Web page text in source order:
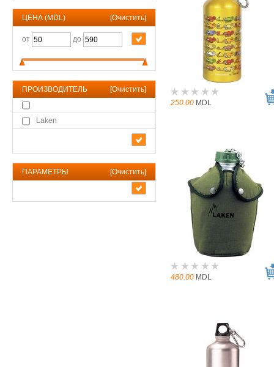
ЦЕНА (MDL) [Очистить]
от до
ПРОИЗВОДИТЕЛЬ [Очистить]
Laken
ПАРАМЕТРЫ [Очистить]
250.00 MDL
480.00 MDL